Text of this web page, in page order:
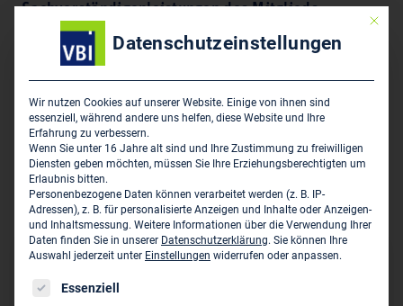
Sachverständigenleistungen des Mitglieds:
Geotechnik: Grundbau
Tenor:
Von der Handelskammer Hamburg öffentlich bestellter
und vereidigter Sachverständiger für Erd- und Grundbau.
Sitz des Sachverständigen
Mit
Datenschutzeinstellungen
Wir nutzen Cookies auf unserer Website. Einige von ihnen sind
essenziell, während andere uns helfen, diese Website und Ihre
Erfahrung zu verbessern.
Wenn Sie unter 16 Jahre alt sind und Ihre Zustimmung zu freiwilligen
Diensten geben möchten, müssen Sie Ihre Erziehungsberechtigten um
Erlaubnis bitten.
Personenbezogene Daten können verarbeitet werden (z. B. IP-
Adressen), z. B. für personalisierte Anzeigen und Inhalte oder Anzeigen-
und Inhaltsmessung. Weitere Informationen über die Verwendung Ihrer
Daten finden Sie in unserer Datenschutzerklärung. Sie können Ihre
Auswahl jederzeit unter Einstellungen widerrufen oder anpassen.
Es folgt eine Liste der Service-Gruppen, für die eine
Essenziell